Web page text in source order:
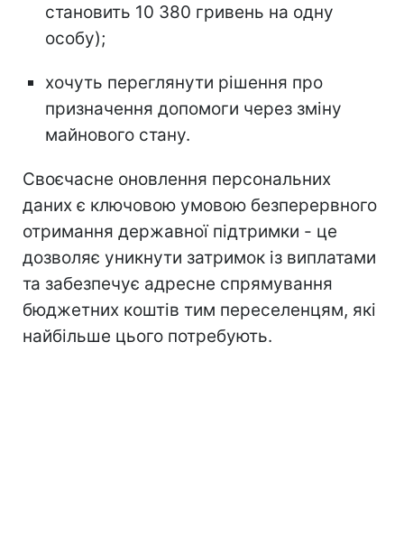
становить 10 380 гривень на одну
особу);
хочуть переглянути рішення про
призначення допомоги через зміну
майнового стану.
Своєчасне оновлення персональних
даних є ключовою умовою безперервного
отримання державної підтримки - це
дозволяє уникнути затримок із виплатами
та забезпечує адресне спрямування
бюджетних коштів тим переселенцям, які
найбільше цього потребують.